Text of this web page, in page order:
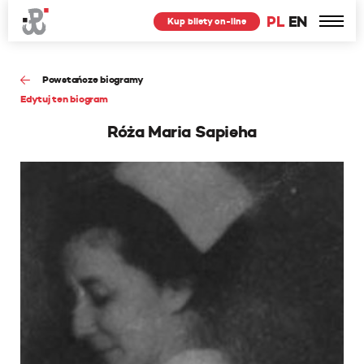
PL EN
Kup bilety on-line
Powstańcze biogramy
Edytuj ten biogram
Róża Maria Sapieha